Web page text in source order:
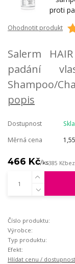
Ohodnotit produkt
Salerm
padání
Shampoo/
popis
Dostupnost
Měrná cena
466 Kč/ks385 Kč
Číslo produktu:
Výrobce:
Typ produktu:
Efekt:
Hlídat cenu / dostupnost